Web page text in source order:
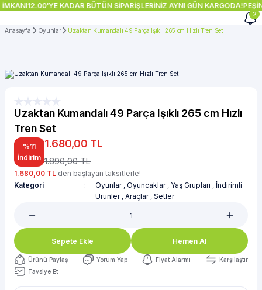
12.00'YE KADAR BÜTÜN SİPARİŞLERİNİZ AYNI GÜN KARGODA!
2
Anasayfa Oyunlar Uzaktan Kumandalı 49 Parça Işıklı 265 cm Hızlı Tren Set
Uzaktan Kumandalı 49 Parça Işıklı 265 cm Hızlı
Tren Set
%11
İndirim
1.680,00 TL
1.890,00 TL
1.680,00 TL den başlayan taksitlerle!
Kategori
Oyunlar , Oyuncaklar , Yaş Grupları , İndirimli
Ürünler , Araçlar , Setler
Sepete Ekle Hemen Al
Ürünü Paylaş Yorum Yap Fiyat Alarmı
Karşılaştır
Tavsiye Et